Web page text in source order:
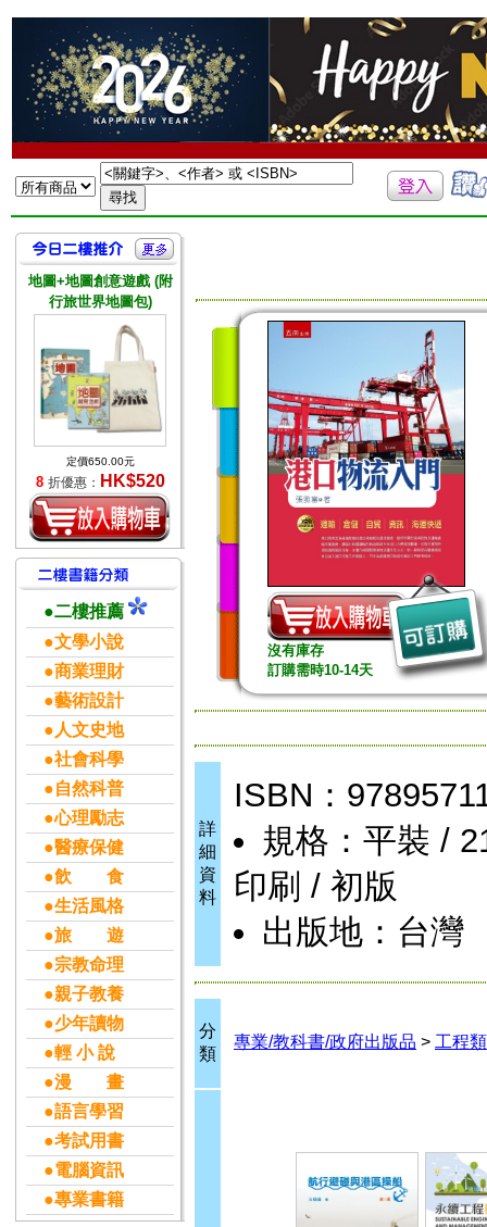
地圖+地圖創意遊戲 (附
行旅世界地圖包)
定價650.00元
8 折優惠： HK$520
●二樓推薦
●文學小說
●商業理財
●藝術設計
●人文史地
●社會科學
●自然科普
●心理勵志
●醫療保健
●飲 食
●生活風格
●旅 遊
●宗教命理
●親子教養
●少年讀物
●輕 小 說
●漫 畫
●語言學習
●考試用書
●電腦資訊
●專業書籍
沒有庫存
訂購需時10-14天
詳
細
資
料
ISBN：
規格：平裝 /
印刷 / 初版
出版地：台灣
分
類
專業/教科書/政府出版品 > 工程類